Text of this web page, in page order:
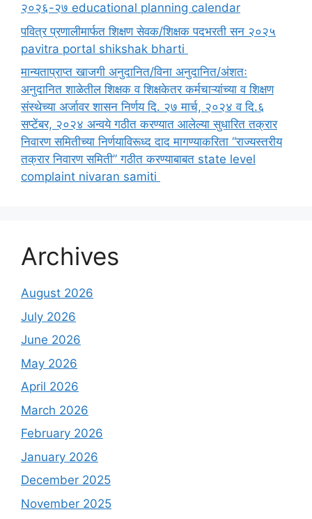
२०२६-२७ educational planning calendar
पवित्र प्रणालीमार्फत शिक्षण सेवक/शिक्षक पदभरती सन २०२५
pavitra portal shikshak bharti
मान्यताप्राप्त खाजगी अनुदानित/विना अनुदानित/अंशतः
अनुदानित शाळेतील शिक्षक व शिक्षकेतर कर्मचाऱ्यांच्या व शिक्षण
संस्थेच्या अर्जावर शासन निर्णय दि. २७ मार्च, २०२४ व दि.६
सप्टेंबर, २०२४ अन्वये गठीत करण्यात आलेल्या सुधारित तक्रार
निवारण समितीच्या निर्णयाविरूध्द दाद मागण्याकरिता “राज्यस्तरीय
तक्रार निवारण समिती” गठीत करण्याबाबत state level
complaint nivaran samiti
Archives
August 2026
July 2026
June 2026
May 2026
April 2026
March 2026
February 2026
January 2026
December 2025
November 2025